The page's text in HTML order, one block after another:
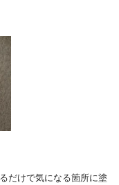
だけで気になる箇所に塗